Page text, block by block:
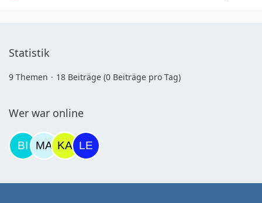
Statistik
9 Themen 18 Beiträge (0 Beiträge pro Tag)
Wer war online